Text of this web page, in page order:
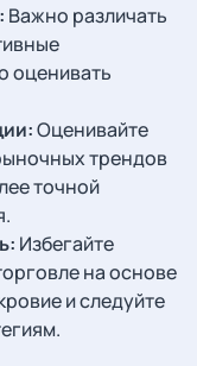
Важно различать
оценивать
Оценивайте
трендов
точной
Избегайте
на основе
и следуйте